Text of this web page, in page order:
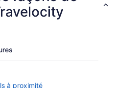
à proximité